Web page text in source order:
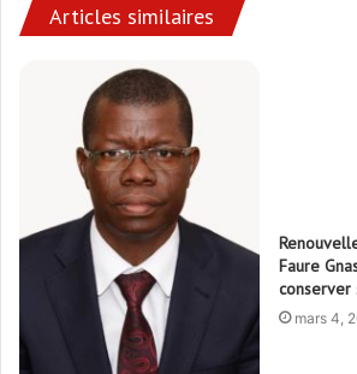
Articles similaires